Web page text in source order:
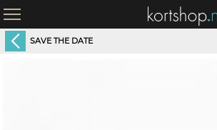
SAVE THE DATE